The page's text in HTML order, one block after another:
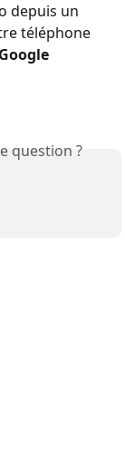
depuis un
téléphone
Google
question ?